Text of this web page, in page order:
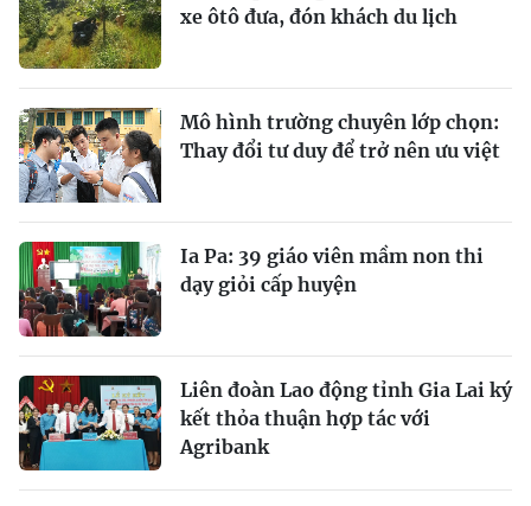
xe ôtô đưa, đón khách du lịch
Mô hình trường chuyên lớp chọn:
Thay đổi tư duy để trở nên ưu việt
Ia Pa: 39 giáo viên mầm non thi
dạy giỏi cấp huyện
Liên đoàn Lao động tỉnh Gia Lai ký
kết thỏa thuận hợp tác với
Agribank